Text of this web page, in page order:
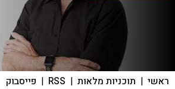
ראשי | תוכניות מלאות |
RSS
| פייסבוק